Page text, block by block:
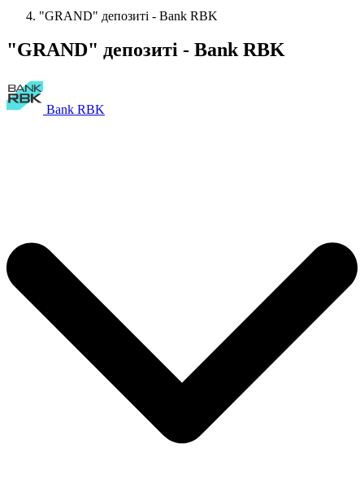
"GRAND" депозиті - Bank RBK
"GRAND" депозиті - Bank RBK
Bank RBK